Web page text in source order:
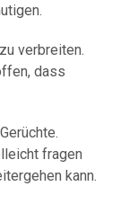
verbreiten.
dass
fragen
kann.